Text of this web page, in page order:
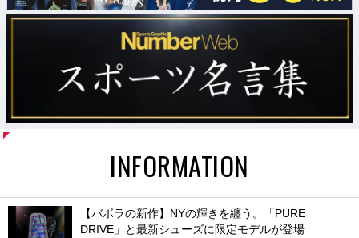
INFORMATION
【バボラの新作】NYの輝きを纏う。「PURE
DRIVE」と最新シューズに限定モデルが登場